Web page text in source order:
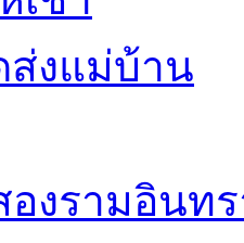
งแม่บ้าน
งรามอินท